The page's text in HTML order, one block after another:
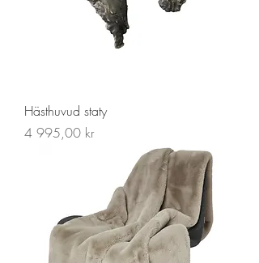
Hästhuvud staty
Pris
4 995,00 kr